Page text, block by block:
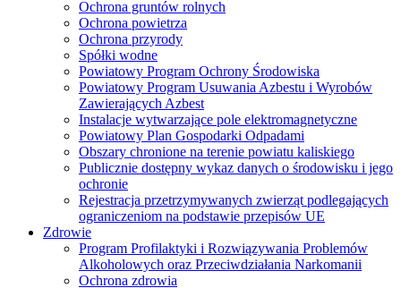
Ochrona gruntów rolnych
Ochrona powietrza
Ochrona przyrody
Spółki wodne
Powiatowy Program Ochrony Środowiska
Powiatowy Program Usuwania Azbestu i Wyrobów
Zawierających Azbest
Instalacje wytwarzające pole elektromagnetyczne
Powiatowy Plan Gospodarki Odpadami
Obszary chronione na terenie powiatu kaliskiego
Publicznie dostępny wykaz danych o środowisku i jego
ochronie
Rejestracja przetrzymywanych zwierząt podlegających
ograniczeniom na podstawie przepisów UE
Zdrowie
Program Profilaktyki i Rozwiązywania Problemów
Alkoholowych oraz Przeciwdziałania Narkomanii
Ochrona zdrowia